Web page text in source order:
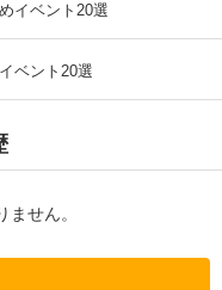
イベント20選
ベント20選
せん。